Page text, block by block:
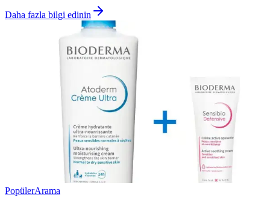
Daha fazla bilgi edinin
PopülerArama